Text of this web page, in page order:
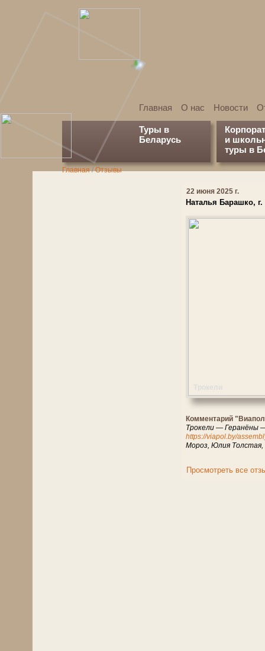
Главная О нас Новости
Туры в
Беларусь
и
туры в
Главная/Отзывы
22 июня 2025 г.
Наталья Барашко,
Комментарий
Трокели — Геранёны
https://viapol.by/
Мороз, Юлия Толстая,
Просмотреть все